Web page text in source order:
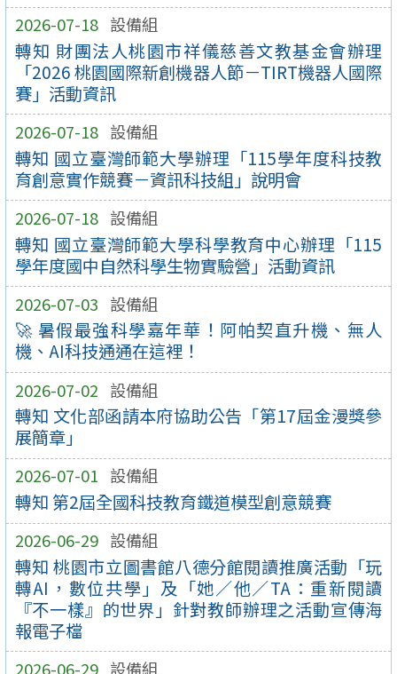
2026-07-18 設備組
轉知 財團法人桃園市祥儀慈善文教基金會辦理
「2026 桃園國際新創機器人節－TIRT機器人國際
賽」活動資訊
2026-07-18 設備組
轉知 國立臺灣師範大學辦理「115學年度科技教
育創意實作競賽－資訊科技組」說明會
2026-07-18 設備組
轉知 國立臺灣師範大學科學教育中心辦理「115
學年度國中自然科學生物實驗營」活動資訊
2026-07-03 設備組
🚀 暑假最強科學嘉年華！阿帕契直升機、無人
機、AI科技通通在這裡！
2026-07-02 設備組
轉知 文化部函請本府協助公告「第17屆金漫獎參
展簡章」
2026-07-01 設備組
轉知 第2屆全國科技教育鐵道模型創意競賽
2026-06-29 設備組
轉知 桃園市立圖書館八德分館閱讀推廣活動「玩
轉AI，數位共學」及「她／他／TA：重新閱讀
『不一樣』的世界」針對教師辦理之活動宣傳海
報電子檔
2026-06-29 設備組